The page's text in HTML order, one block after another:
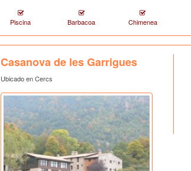
Piscina Barbacoa Chimenea
Casanova de les Garrigues
Ubicado en Cercs